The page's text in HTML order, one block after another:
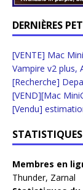
DERNIÈRES
[VENTE] Mac
Vampire v2 plus,
[Recherche]
[VEND][Mac
[Vendu]
STATISTIQUES
Membres en
Thunder, Zarnal